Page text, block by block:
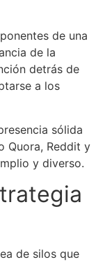
de una
de la
detrás de
a los
sólida
Quora, Reddit y
y diverso.
de silos que